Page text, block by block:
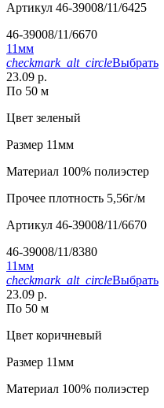
Артикул 46-39008/11/6425
46-39008/11/6670
11мм
checkmark_alt_circleВыбрать
23.09 р.
По 50 м
Цвет зеленый
Размер 11мм
Материал 100% полиэстер
Прочее плотность 5,56г/м
Артикул 46-39008/11/6670
46-39008/11/8380
11мм
checkmark_alt_circleВыбрать
23.09 р.
По 50 м
Цвет коричневый
Размер 11мм
Материал 100% полиэстер